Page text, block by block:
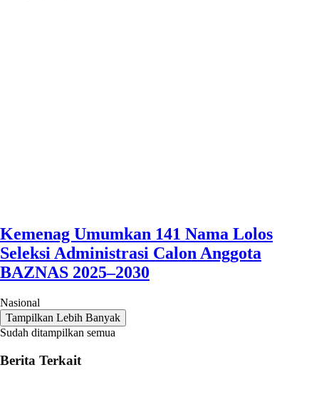
Kemenag Umumkan 141 Nama Lolos
Seleksi Administrasi Calon Anggota
BAZNAS 2025–2030
Nasional
Tampilkan Lebih Banyak
Sudah ditampilkan semua
Berita Terkait